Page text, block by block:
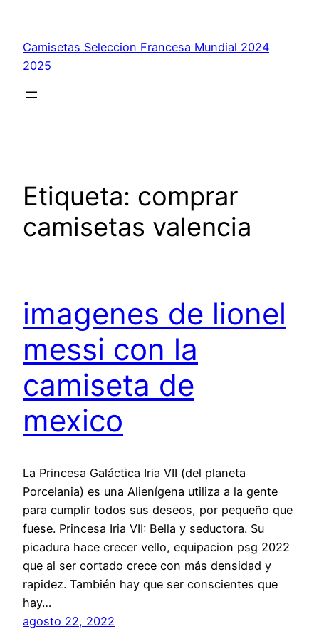
contenido
Camisetas Seleccion Francesa Mundial 2024
2025
Etiqueta: comprar
camisetas valencia
imagenes de lionel
messi con la
camiseta de
mexico
La Princesa Galáctica Iria VII (del planeta
Porcelania) es una Alienígena utiliza a la gente
para cumplir todos sus deseos, por pequeño que
fuese. Princesa Iria VII: Bella y seductora. Su
picadura hace crecer vello, equipacion psg 2022
que al ser cortado crece con más densidad y
rapidez. También hay que ser conscientes que
hay…
agosto 22, 2022